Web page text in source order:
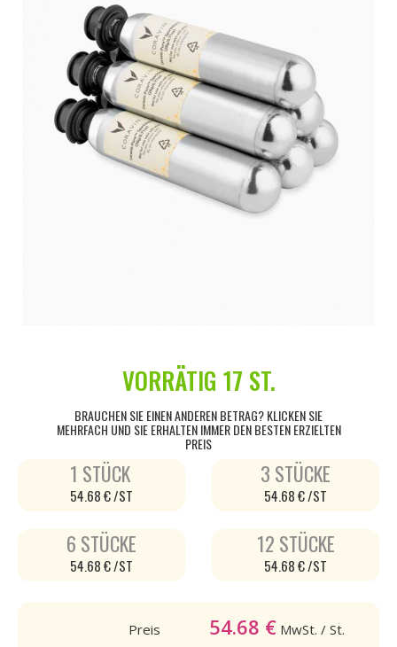
VORRÄTIG 17 ST.
BRAUCHEN SIE EINEN ANDEREN BETRAG? KLICKEN SIE
MEHRFACH UND SIE ERHALTEN IMMER DEN BESTEN ERZIELTEN
PREIS
1 STÜCK
54.68 € /ST
3 STÜCKE
54.68 € /ST
6 STÜCKE
54.68 € /ST
12 STÜCKE
54.68 € /ST
Preis 54.68 € MwSt. / St.